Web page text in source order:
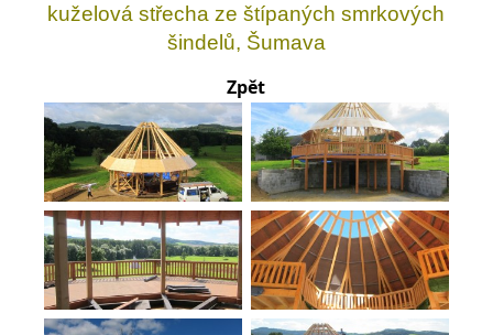
kuželová střecha ze štípaných smrkových
šindelů, Šumava
Zpět